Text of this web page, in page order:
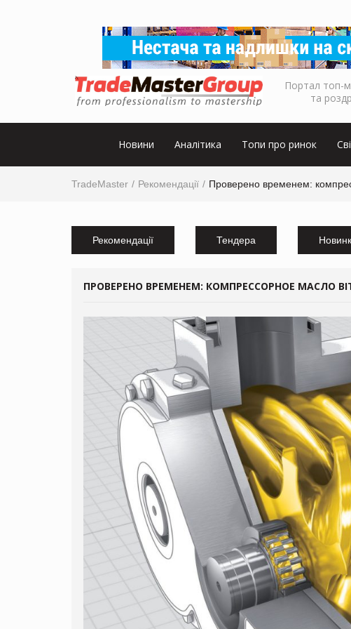
Портал топ-
та
Новини Аналітика Топи про ринок
TradeMaster Рекомендації Проверено временем:
Рекомендації Тендера
ПРОВЕРЕНО ВРЕМЕНЕМ: КОМПРЕССОРНОЕ МАСЛО